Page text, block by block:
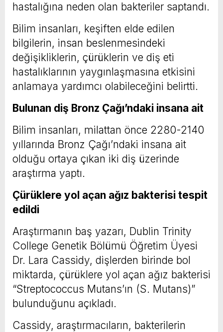
hastalığına neden olan bakteriler saptandı.
Bilim insanları, keşiften elde edilen
bilgilerin, insan beslenmesindeki
değişikliklerin, çürüklerin ve diş eti
hastalıklarının yaygınlaşmasına etkisini
anlamaya yardımcı olabileceğini belirtti.
Bulunan diş Bronz Çağı’ndaki insana ait
Bilim insanları, milattan önce 2280-2140
yıllarında Bronz Çağı’ndaki insana ait
olduğu ortaya çıkan iki diş üzerinde
araştırma yaptı.
Çürüklere yol açan ağız bakterisi tespit
edildi
Araştırmanın baş yazarı, Dublin Trinity
College Genetik Bölümü Öğretim Üyesi
Dr. Lara Cassidy, dişlerden birinde bol
miktarda, çürüklere yol açan ağız bakterisi
“Streptococcus Mutans’ın (S. Mutans)”
bulunduğunu açıkladı.
Cassidy, araştırmacıların, bakterilerin